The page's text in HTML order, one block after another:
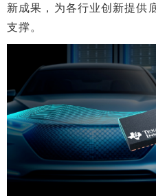
新成果，为各行业创新提供
支撑。